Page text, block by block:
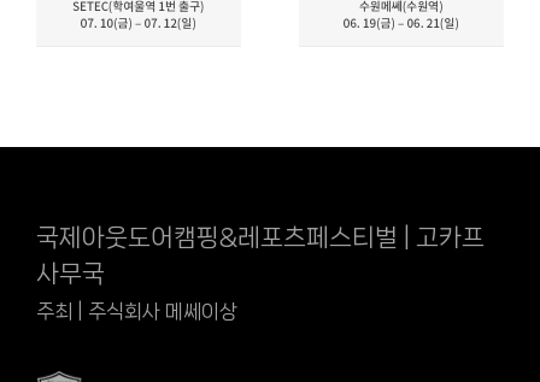
국제아웃도어캠핑&레포츠페스티벌 | 고카프
사무국
주최 | 주식회사 메쎄이상